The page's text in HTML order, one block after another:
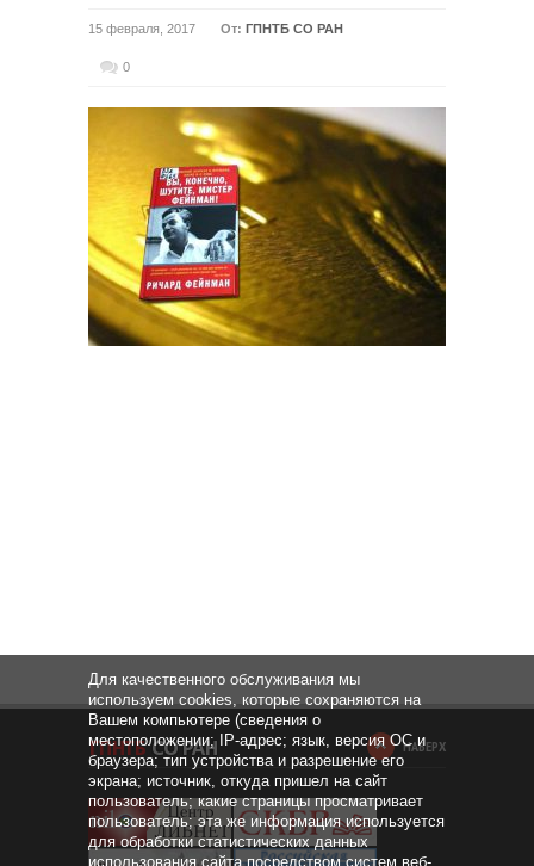
15 февраля, 2017 От: ГПНТБ СО РАН
0
НАВЕРХ
Для качественного обслуживания мы
используем cookies, которые сохраняются на
Вашем компьютере (сведения о
местоположении; IP-адрес; язык, версия ОС и
браузера; тип устройства и разрешение его
экрана; источник, откуда пришел на сайт
пользователь; какие страницы просматривает
пользователь; эта же информация используется
для обработки статистических данных
использования сайта посредством систем веб-